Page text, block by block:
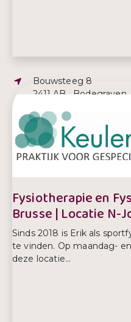
Adres:
Bouwsteeg 8
2411 AB , Bodegraven
E-mailadres:
fysiotherapie@keulen-
Telefoonnummer:
0172 612 520
Fysiotherapie en
Brusse | Locatie N-
Sinds 2018 is Erik als
te vinden. Op maandag-
deze locatie...